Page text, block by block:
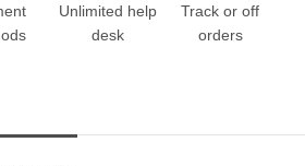
Unlimited help
desk
Track or off
orders